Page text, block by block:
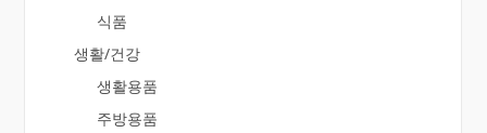
식품
생활/건강
생활용품
주방용품